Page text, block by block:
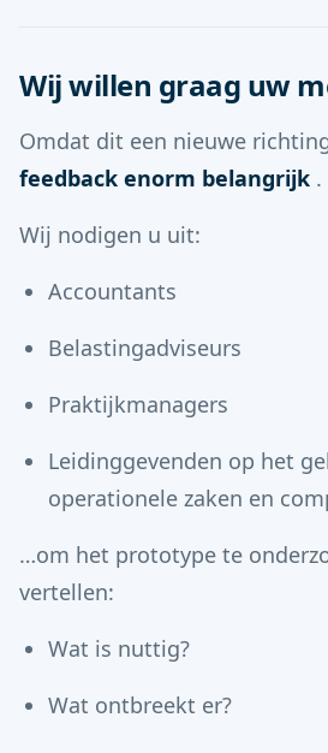
Wij willen graag uw
Omdat dit een nieuwe
feedback enorm belangrijk .
Wij nodigen u uit:
Accountants
Belastingadviseurs
Praktijkmanagers
Leidinggevenden op het
operationele zaken en
…om het prototype te
vertellen:
Wat is nuttig?
Wat ontbreekt er?